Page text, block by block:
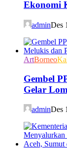
Ekonomi
adminDes
ArtBorneo
Gembel
Gelar
adminDes